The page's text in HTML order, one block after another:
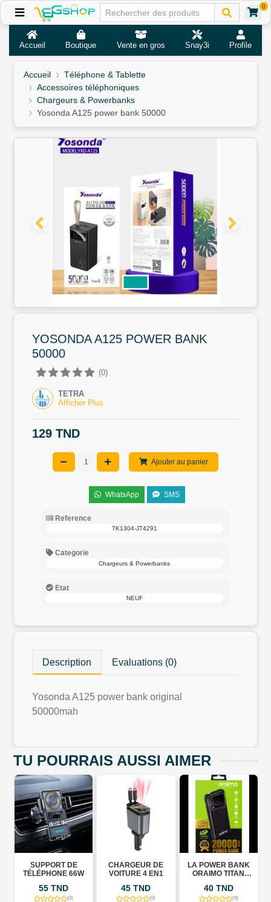
0
Accueil Boutique Vente en gros Snay3i Profile
Accueil
Téléphone & Tablette
Accessoires téléphoniques
Chargeurs & Powerbanks
Yosonda A125 power bank 50000
YOSONDA A125 POWER BANK
50000
(0)
TETRA
Afficher Plus
129 TND
Ajouter au panier
WhatsApp SMS
Reference
TK1304-JT4291
Categorie
Chargeurs & Powerbanks
Etat
NEUF
Description Evaluations (0)
Yosonda A125 power bank original
50000mah
TU POURRAIS AUSSI AIMER
SUPPORT DE
TÉLÉPHONE 66W
55 TND
(0)
CHARGEUR DE
VOITURE 4 EN1
45 TND
(0)
LA POWER BANK
ORAIMO TITAN
40 TND
(0)